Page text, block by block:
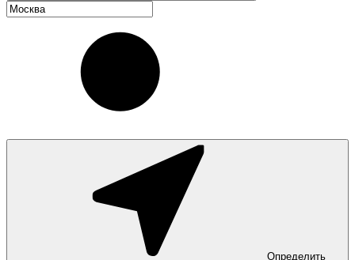
Определить